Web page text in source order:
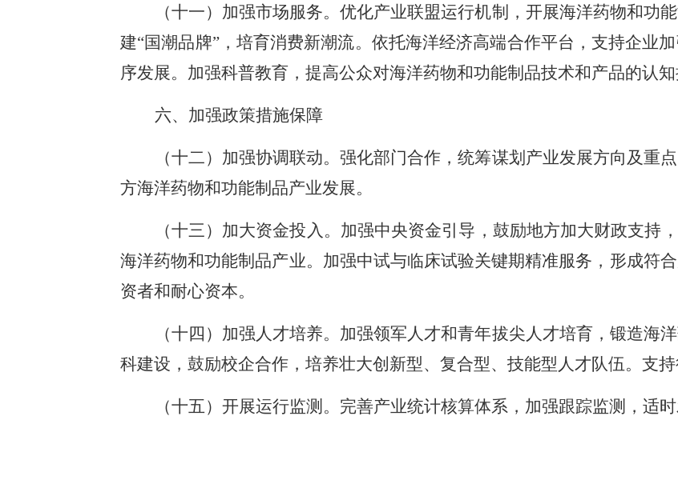
（十一）加强市场服务。优化产业联盟运行机制，开展海洋药物和
建“国潮品牌”，培育消费新潮流。依托海洋经济高端合作平台，支持企业
序发展。加强科普教育，提高公众对海洋药物和功能制品技术和产品的认知
六、加强政策措施保障
（十二）加强协调联动。强化部门合作，统筹谋划产业发展方向及
方海洋药物和功能制品产业发展。
（十三）加大资金投入。加强中央资金引导，鼓励地方加大财政支持
海洋药物和功能制品产业。加强中试与临床试验关键期精准服务，形成符
资者和耐心资本。
（十四）加强人才培养。加强领军人才和青年拔尖人才培育，锻造
科建设，鼓励校企合作，培养壮大创新型、复合型、技能型人才队伍。支持
（十五）开展运行监测。完善产业统计核算体系，加强跟踪监测，适